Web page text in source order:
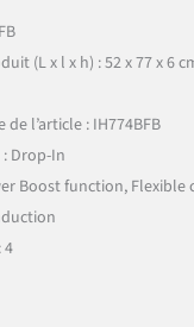
(L x l x h) : 52 x 77 x 6
l’article : IH774BFB
Drop-In
Boost function, Flexible
4